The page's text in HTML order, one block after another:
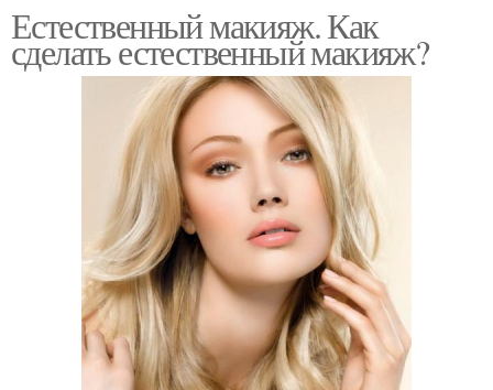
Естественный макияж. Как
сделать естественный макияж?